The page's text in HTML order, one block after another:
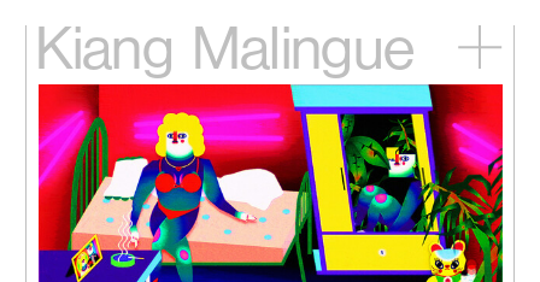
Kiang Malingue
主頁
展覽
藝術家
視頻
新訊
關於我們